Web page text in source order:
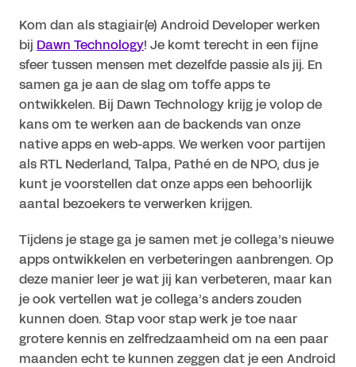
Kom dan als stagiair(e) Android Developer werken
bij Dawn Technology! Je komt terecht in een fijne
sfeer tussen mensen met dezelfde passie als jij. En
samen ga je aan de slag om toffe apps te
ontwikkelen. Bij Dawn Technology krijg je volop de
kans om te werken aan de backends van onze
native apps en web-apps. We werken voor partijen
als RTL Nederland, Talpa, Pathé en de NPO, dus je
kunt je voorstellen dat onze apps een behoorlijk
aantal bezoekers te verwerken krijgen.
Tijdens je stage ga je samen met je collega’s nieuwe
apps ontwikkelen en verbeteringen aanbrengen. Op
deze manier leer je wat jij kan verbeteren, maar kan
je ook vertellen wat je collega’s anders zouden
kunnen doen. Stap voor stap werk je toe naar
grotere kennis en zelfredzaamheid om na een paar
maanden echt te kunnen zeggen dat je een Android